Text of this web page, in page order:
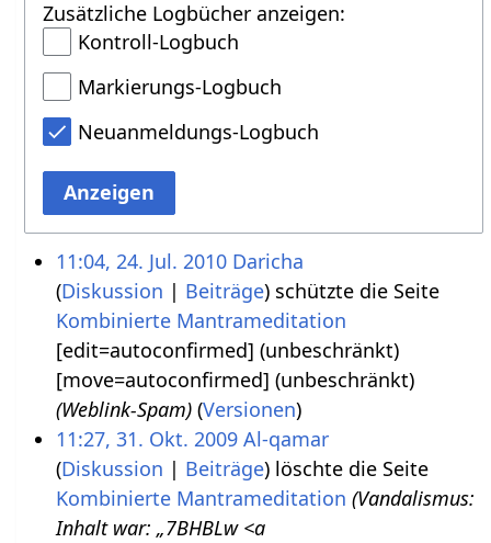
Zusätzliche Logbücher anzeigen:
Kontroll-Logbuch
Markierungs-Logbuch
Neuanmeldungs-Logbuch
Anzeigen
11:04, 24. Jul. 2010 Daricha
Diskussion
Beiträge schützte die Seite
Kombinierte Mantrameditation
‎[edit=autoconfirmed] (unbeschränkt)
[move=autoconfirmed] (unbeschränkt)
(Weblink-Spam) (Versionen)
11:27, 31. Okt. 2009 Al-qamar
Diskussion
Beiträge löschte die Seite
Kombinierte Mantrameditation (Vandalismus:
Inhalt war: „7BHBLw <a